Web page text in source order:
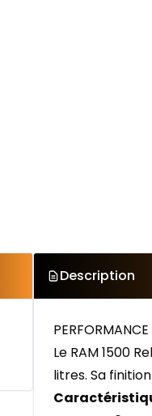
Description
Le RAM 1500
litres. Sa